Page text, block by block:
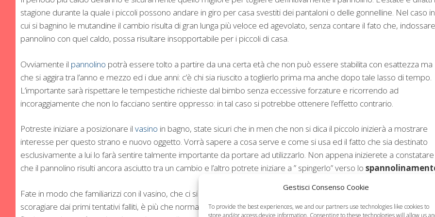
Gestisci Consenso Cookie
To provide the best experiences, we and our partners use technologies like cookies to
store and/or access device information. Consenting to these technologies will allow us
stagione durante la quale i piccoli possono andare in giro per casa svestiti dei pantaloni o delle gonnelline. Nel caso in
cui si bagnino le mutandine il cambio risulta di gran lunga più veloce ed agevolato, senza contare il fato che,
pannolino con quel caldo, possa risultare insopportabile per i piccoli di casa.
Ovviamente il pannolino potrà essere tolto a partire da una certa età che non può essere stabilita con esattezza ma
che si aggira tra l’anno e mezzo ed i due anni: c’è chi sia riuscito a toglierlo prima ma anche dopo tale lasso di tempo.
L’importante sarà rispettare le tempestiche richieste dal bimbo senza eccessive forzature e ricorrendo ad
incoraggiamente che non lo facciano sentire oppresso: in tal caso si potrebbe ottenere l’effetto contrario.
Potreste iniziare a posizionare il vasino in bagno, state sicuri che in men che non si dica il piccolo inizierà a mostrare
interesse per questo strano e nuovo oggetto. Vorrà sapere a cosa serve e come si usa ed il fatto che sia destinato
esclusivamente a lui lo farà sentire talmente importante da portare ad utilizzarlo. Non appena inizierete a constatare
che il pannolino risulti ancora asciutto tra un cambio e l’altro potrete iniziare a ” spingerlo” verso lo
Fate in modo che familiarizzi con il vasino, che ci si sieda sopra e che prenda la dovuta confidenza: non fatevi
scoragiare dai primi tentativi falliti, è più che normale. Potrete però ricordargli di fare pipì a certi intervalli. Quando